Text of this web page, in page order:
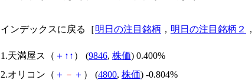
インデックスに戻る［明日の注目銘柄 ， 明日の注目銘柄２ ，
1.天満屋ス（ ＋ ↑ ↑ ） (9846, 株価) 0.400%
2.オリコン（ ＋ － ＋ ） (4800, 株価) -0.804%